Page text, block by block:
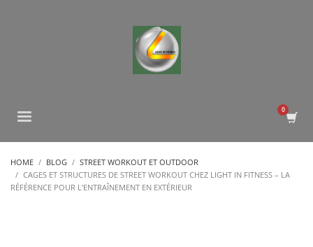
HOME BLOG
STREET WORKOUT ET OUTDOOR
CAGES ET STRUCTURES DE STREET WORKOUT CHEZ LIGHT IN FITNESS – LA
RÉFÉRENCE POUR L’ENTRAÎNEMENT EN EXTÉRIEUR